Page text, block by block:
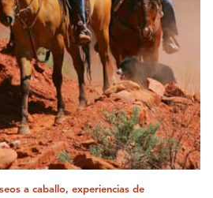
a caballo, experiencias de